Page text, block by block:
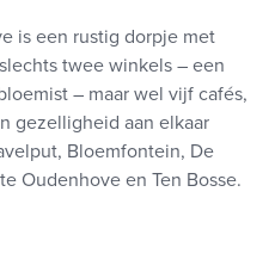
is een rustig dorpje met
twee winkels – een
– maar wel vijf cafés,
gezelligheid aan elkaar
Bloemfontein, De
Oudenhove en Ten Bosse.